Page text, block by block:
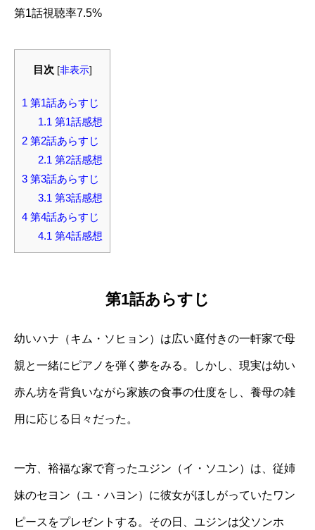
第1話視聴率7.5%
目次 [非表示]
1 第1話あらすじ
1.1 第1話感想
2 第2話あらすじ
2.1 第2話感想
3 第3話あらすじ
3.1 第3話感想
4 第4話あらすじ
4.1 第4話感想
第1話あらすじ
幼いハナ（キム・ソヒョン）は広い庭付きの一軒家で母
親と一緒にピアノを弾く夢をみる。しかし、現実は幼い
赤ん坊を背負いながら家族の食事の仕度をし、養母の雑
用に応じる日々だった。
一方、裕福な家で育ったユジン（イ・ソユン）は、従姉
妹のセヨン（ユ・ハヨン）に彼女がほしがっていたワン
ピースをプレゼントする。その日、ユジンは父ソンホ